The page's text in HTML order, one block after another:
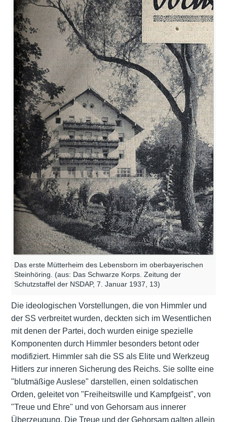
Das erste Mütterheim des Lebensborn im oberbayerischen
Steinhöring. (aus: Das Schwarze Korps. Zeitung der
Schutzstaffel der NSDAP, 7. Januar 1937, 13)
Die ideologischen Vorstellungen, die von Himmler und
der SS verbreitet wurden, deckten sich im Wesentlichen
mit denen der Partei, doch wurden einige spezielle
Komponenten durch Himmler besonders betont oder
modifiziert. Himmler sah die SS als Elite und Werkzeug
Hitlers zur inneren Sicherung des Reichs. Sie sollte eine
"blutmäßige Auslese" darstellen, einen soldatischen
Orden, geleitet von "Freiheitswille und Kampfgeist", von
"Treue und Ehre" und von Gehorsam aus innerer
Überzeugung. Die Treue und der Gehorsam galten allein